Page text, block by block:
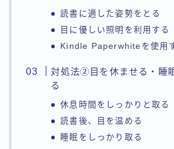
読書に適した姿勢をとる
目に優しい照明を利用する
Kindle Paperwhiteを使用
対処法②目を休ませる・睡
る
休息時間をしっかりと取る
読書後、目を温める
睡眠をしっかり取る